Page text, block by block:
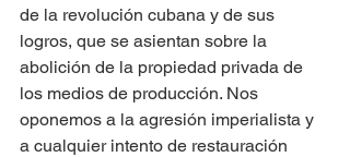
de la revolución cubana y de sus
logros, que se asientan sobre la
abolición de la propiedad privada de
los medios de producción. Nos
oponemos a la agresión imperialista y
a cualquier intento de restauración